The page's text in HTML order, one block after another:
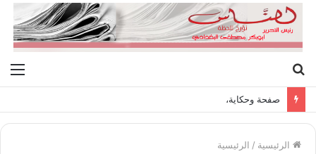
عن
صفحة وحكاية،
الرئيسية / الرئيسية